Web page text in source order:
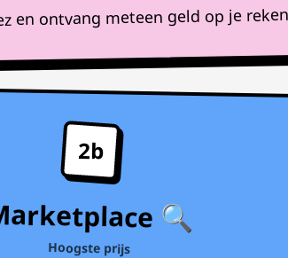
en ontvang meteen geld op je
2b
🔍
Hoogste prijs